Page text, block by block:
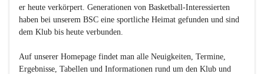
er heute verkörpert. Generationen von Basketball-Interessierten
haben bei unserem BSC eine sportliche Heimat gefunden und sind
dem Klub bis heute verbunden.
Auf unserer Homepage findet man alle Neuigkeiten, Termine,
Ergebnisse, Tabellen und Informationen rund um den Klub und